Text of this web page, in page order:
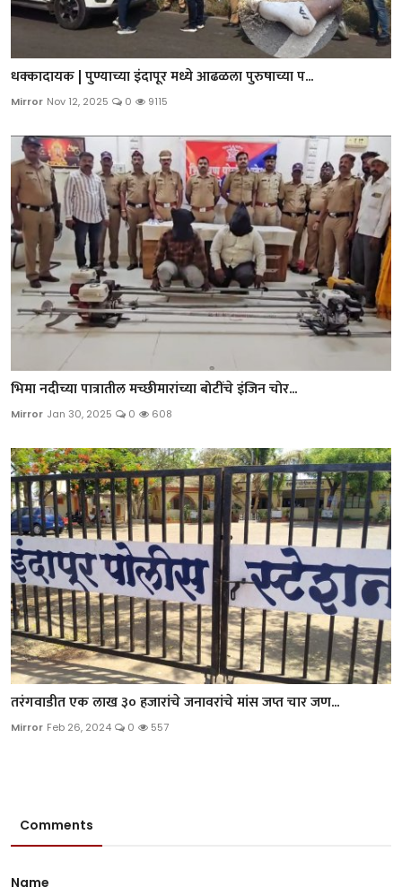
धक्कादायक | पुण्याच्या इंदापूर मध्ये आढळला पुरुषाच्या प...
Mirror Nov 12, 2025 0 9115
भिमा नदीच्या पात्रातील मच्छीमारांच्या बोटींचे इंजिन चोर...
Mirror Jan 30, 2025 0 608
तरंगवाडीत एक लाख ३० हजारांचे जनावरांचे मांस जप्त चार जण...
Mirror Feb 26, 2024 0 557
Comments
Name